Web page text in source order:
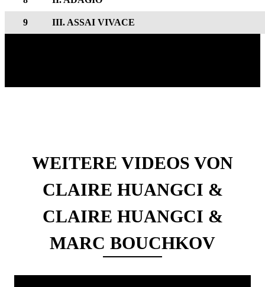
9 III. ASSAI VIVACE
WEITERE VIDEOS VON
CLAIRE HUANGCI &
CLAIRE HUANGCI &
MARC BOUCHKOV